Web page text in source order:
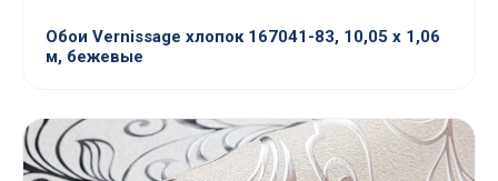
Обои Vernissage хлопок 167041-83, 10,05 х 1,06
м, бежевые